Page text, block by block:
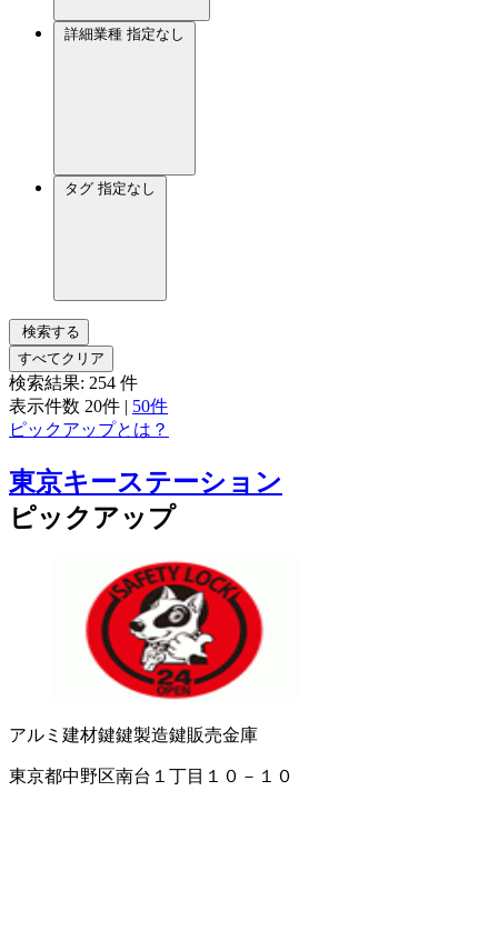
詳細業種 指定なし
タグ 指定なし
検索する
すべてクリア
検索結果: 254 件
表示件数 20件 | 50件
ピックアップとは？
東京キーステーション
ピックアップ
アルミ建材鍵鍵製造鍵販売金庫
東京都中野区南台１丁目１０－１０